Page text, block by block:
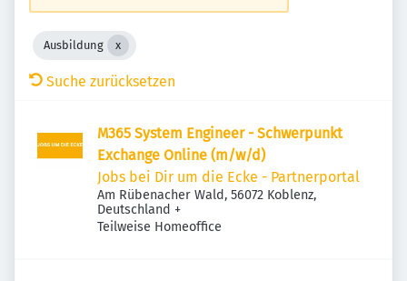
Ausbildung
Suche zurücksetzen
M365 System Engineer - Schwerpunkt
Exchange Online (m/w/d)
Jobs bei Dir um die Ecke - Partnerportal
Am Rübenacher Wald, 56072 Koblenz,
Deutschland +
Teilweise Homeoffice